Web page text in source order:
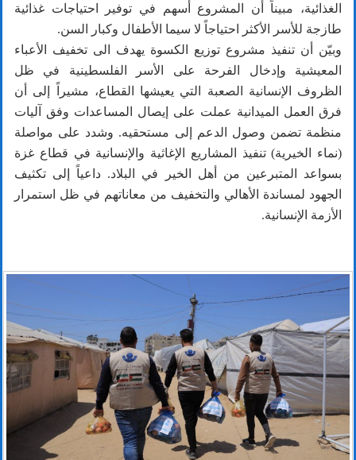
الغذائية، مبيناً أن المشروع أسهم في توفير احتياجات غذائية
طازجة للأسر الأكثر احتياجاً لا سيما الأطفال وكبار السن.
وبيّن أن تنفيذ مشروع توزيع الكسوة يهدف الى تخفيف الأعباء
المعيشية وإدخال الفرحة على الأسر الفلسطينية في ظل
الظروف الإنسانية الصعبة التي يعيشها القطاع، مشيراً إلى أن
فرق العمل الميدانية عملت على إيصال المساعدات وفق آليات
منظمة تضمن وصول الدعم إلى مستحقيه. وشدد على مواصلة
(نماء الخيرية) تنفيذ المشاريع الإغاثية والإنسانية في قطاع غزة
بسواعد المتبرعين من أهل الخير في البلاد. داعياً إلى تكثيف
الجهود لمساندة الأهالي والتخفيف من معاناتهم في ظل استمرار
الأزمة الإنسانية.